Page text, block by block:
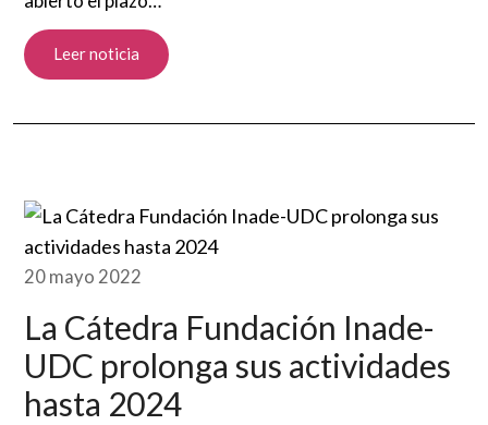
Leer noticia
20 mayo 2022
La Cátedra Fundación Inade-
UDC prolonga sus actividades
hasta 2024